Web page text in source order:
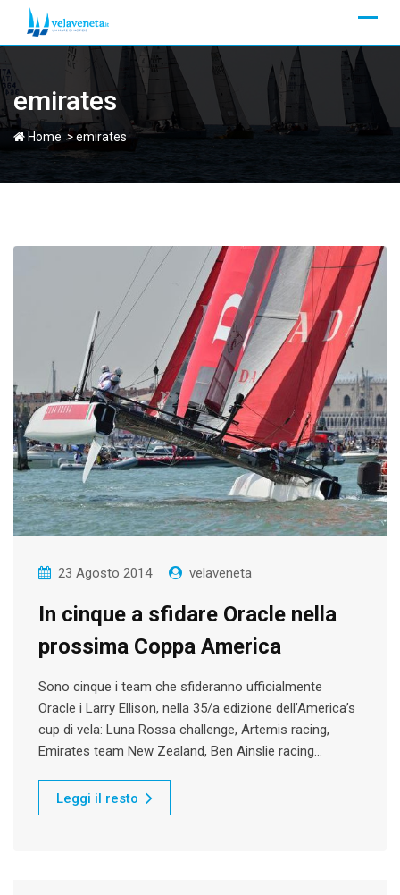
emirates
Home >emirates
23 Agosto 2014 velaveneta
In cinque a sfidare Oracle nella
prossima Coppa America
Sono cinque i team che sfideranno ufficialmente
Oracle i Larry Ellison, nella 35/a edizione dell’America’s
cup di vela: Luna Rossa challenge, Artemis racing,
Emirates team New Zealand, Ben Ainslie racing…
Leggi il resto